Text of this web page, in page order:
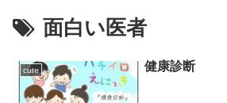
面白い医者
cute 健康診断